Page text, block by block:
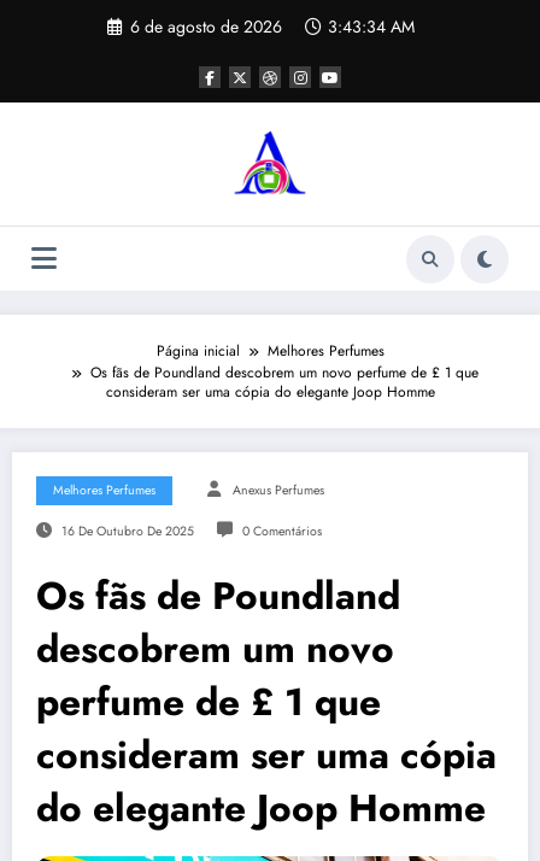
6 de agosto de 2026 3:43:34 AM
Página inicial
Melhores Perfumes
Os fãs de Poundland descobrem um novo perfume de £ 1 que
consideram ser uma cópia do elegante Joop Homme
Melhores Perfumes Anexus Perfumes
16 De Outubro De 2025 0 Comentários
Os fãs de Poundland
descobrem um novo
perfume de £ 1 que
consideram ser uma cópia
do elegante Joop Homme